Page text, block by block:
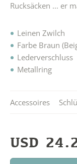
Rucksäcken ... er
Leinen Zwilch
Farbe Braun
Lederverschluss
Metallring
Accessoires
USD